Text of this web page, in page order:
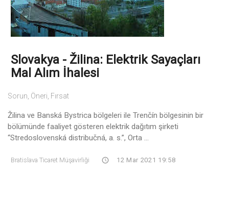
Slovakya - Žilina: Elektrik Sayaçları
Mal Alım İhalesi
Sorun, Öneri, Fırsat
Žilina ve Banská Bystrica bölgeleri ile Trenčín bölgesinin bir
bölümünde faaliyet gösteren elektrik dağıtım şirketi
“Stredoslovenská distribučná, a. s.”, Orta ...
Bratislava Ticaret Müşavirliği 12 Mar 2021 19:58